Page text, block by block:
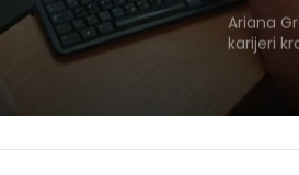
Ariana
karijeri